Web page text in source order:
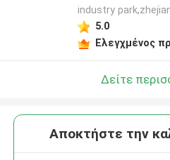
industry
5.0
Ελεγχμένος
Δείτε
Αποκτήστε την